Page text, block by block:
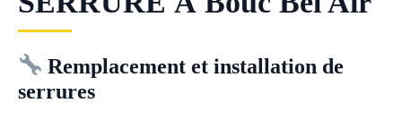
Remplacement et installation de
serrures